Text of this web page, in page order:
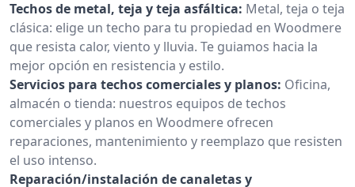
Techos de metal, teja y teja asfáltica: Metal, teja o teja
clásica: elige un techo para tu propiedad en Woodmere
que resista calor, viento y lluvia. Te guiamos hacia la
mejor opción en resistencia y estilo.
Servicios para techos comerciales y planos: Oficina,
almacén o tienda: nuestros equipos de techos
comerciales y planos en Woodmere ofrecen
reparaciones, mantenimiento y reemplazo que resisten
el uso intenso.
Reparación/instalación de canaletas y